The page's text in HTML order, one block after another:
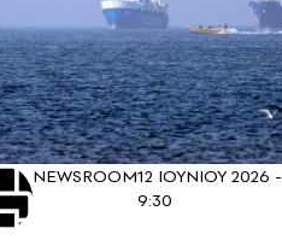
NEWSROOM12 ΙΟΥΝΙΟΥ 2026 -
9:30